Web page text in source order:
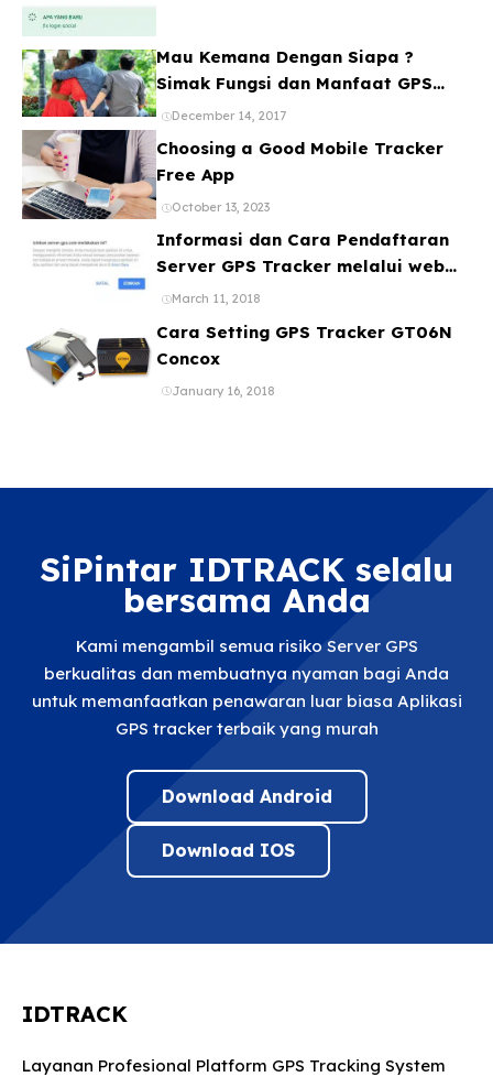
Mau Kemana Dengan Siapa ?
Simak Fungsi dan Manfaat GPS
Mobil
December 14, 2017
Choosing a Good Mobile Tracker
Free App
October 13, 2023
Informasi dan Cara Pendaftaran
Server GPS Tracker melalui web
ataupun Aplikasi Online Gratis
March 11, 2018
Cara Setting GPS Tracker GT06N
Concox
January 16, 2018
SiPintar IDTRACK selalu
bersama Anda
Kami mengambil semua risiko Server GPS
berkualitas dan membuatnya nyaman bagi Anda
untuk memanfaatkan penawaran luar biasa Aplikasi
GPS tracker terbaik yang murah
Download Android
Download IOS
IDTRACK
Layanan Profesional Platform GPS Tracking System